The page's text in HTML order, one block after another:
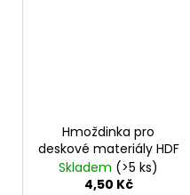
Hmoždinka pro
deskové materiály HDF
Skladem (>5 ks)
4,50 Kč